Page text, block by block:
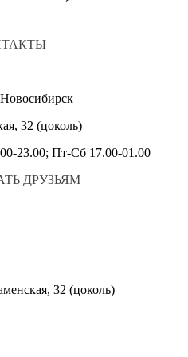
32 (цоколь)
23.00; Пт-Сб 17.00-01.00
ДРУЗЬЯМ
32 (цоколь)